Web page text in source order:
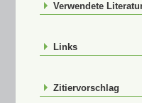
Verwendete
Links
Zitiervorschlag